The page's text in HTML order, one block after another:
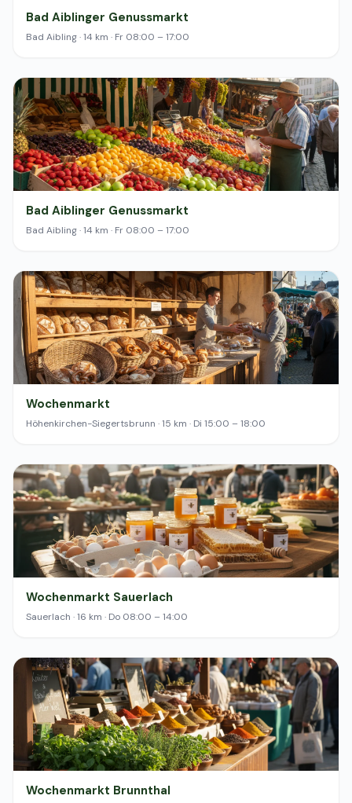
Bad Aiblinger Genussmarkt
Bad Aibling · 14 km · Fr 08:00 – 17:00
Bad Aiblinger Genussmarkt
Bad Aibling · 14 km · Fr 08:00 – 17:00
Wochenmarkt
Höhenkirchen-Siegertsbrunn · 15 km · Di 15:00 – 18:00
Wochenmarkt Sauerlach
Sauerlach · 16 km · Do 08:00 – 14:00
Wochenmarkt Brunnthal